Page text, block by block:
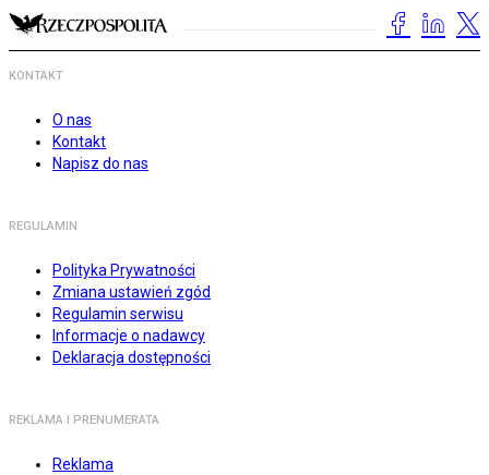
KONTAKT
O nas
Kontakt
Napisz do nas
REGULAMIN
Polityka Prywatności
Zmiana ustawień zgód
Regulamin serwisu
Informacje o nadawcy
Deklaracja dostępności
REKLAMA I PRENUMERATA
Reklama